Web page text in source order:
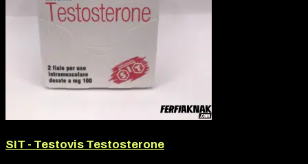
SIT - Testovis Testosterone